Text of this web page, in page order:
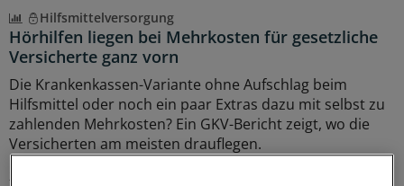
Hilfsmittelversorgung
Hörhilfen liegen bei Mehrkosten für gesetzliche
Versicherte ganz vorn
Die Krankenkassen-Variante ohne Aufschlag beim
Hilfsmittel oder noch ein paar Extras dazu mit selbst zu
zahlenden Mehrkosten? Ein GKV-Bericht zeigt, wo die
Versicherten am meisten drauflegen.
27.07.2026